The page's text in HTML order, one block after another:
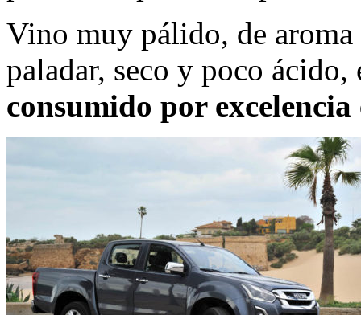
Vino muy pálido, de
paladar, seco y poco
consumido por